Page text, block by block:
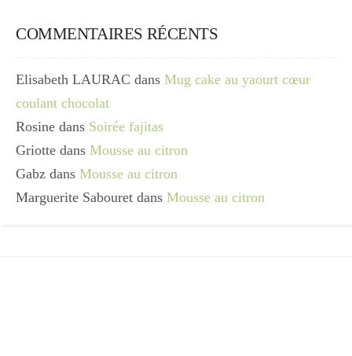
COMMENTAIRES RÉCENTS
Elisabeth LAURAC dans Mug cake au yaourt cœur
coulant chocolat
Rosine dans Soirée fajitas
Griotte dans Mousse au citron
Gabz dans Mousse au citron
Marguerite Sabouret dans Mousse au citron